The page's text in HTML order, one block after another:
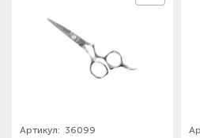
Артикул: 36099